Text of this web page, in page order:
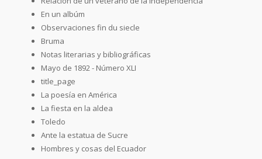
En un albúm
Observaciones fin du siecle
Bruma
Notas literarias y bibliográficas
Mayo de 1892 - Número XLI
title_page
La poesía en América
La fiesta en la aldea
Toledo
Ante la estatua de Sucre
Hombres y cosas del Ecuador